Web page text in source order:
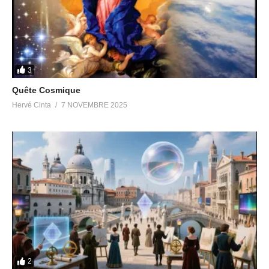
3
Quête Cosmique
Hervé Cinta 7 NOVEMBRE 2025
2